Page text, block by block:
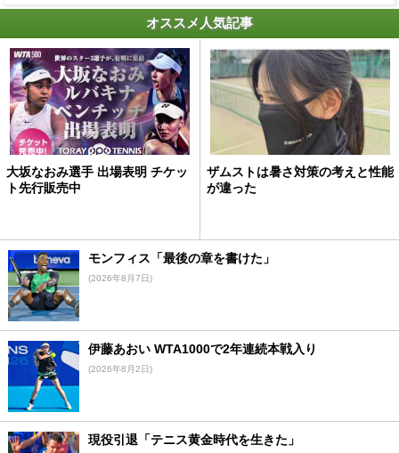
オススメ人気記事
大坂なおみ選手 出場表明 チケッ
ト先行販売中
ザムストは暑さ対策の考えと性能
が違った
モンフィス「最後の章を書けた」
(2026年8月7日)
伊藤あおい WTA1000で2年連続本戦入り
(2026年8月2日)
現役引退「テニス黄金時代を生きた」